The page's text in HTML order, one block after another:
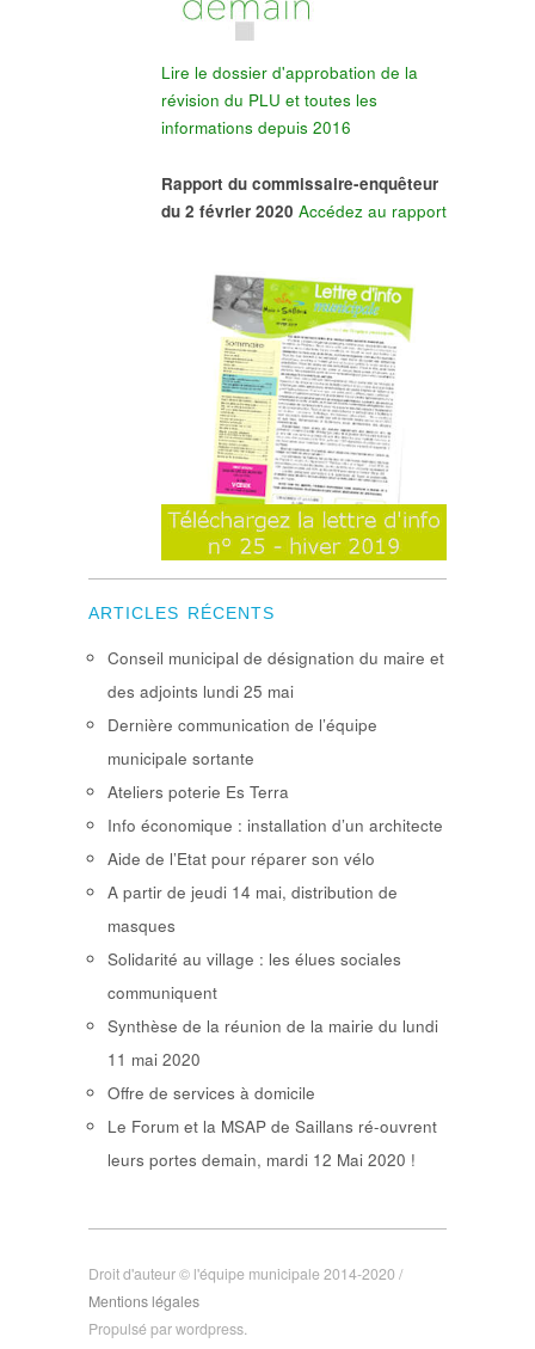
Lire le dossier d'approbation de la
révision du PLU et toutes les
informations depuis 2016
Rapport du commissaire-enquêteur
du 2 février 2020 Accédez au rapport
ARTICLES RÉCENTS
Conseil municipal de désignation du maire et
des adjoints lundi 25 mai
Dernière communication de l’équipe
municipale sortante
Ateliers poterie Es Terra
Info économique : installation d’un architecte
Aide de l’Etat pour réparer son vélo
A partir de jeudi 14 mai, distribution de
masques
Solidarité au village : les élues sociales
communiquent
Synthèse de la réunion de la mairie du lundi
11 mai 2020
Offre de services à domicile
Le Forum et la MSAP de Saillans ré-ouvrent
leurs portes demain, mardi 12 Mai 2020 !
Droit d'auteur © l'équipe municipale 2014-2020 /
Mentions légales
Propulsé par wordpress.